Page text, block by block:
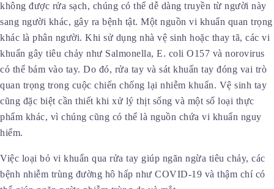
không được rửa sạch, chúng có thể dễ dàng truyền từ người này
sang người khác, gây ra bệnh tật. Một nguồn vi khuẩn quan trọng
khác là phân người. Khi sử dụng nhà vệ sinh hoặc thay tã, các vi
khuẩn gây tiêu chảy như Salmonella, E. coli O157 và norovirus
có thể bám vào tay. Do đó, rửa tay và sát khuẩn tay đóng vai trò
quan trọng trong cuộc chiến chống lại nhiễm khuẩn. Vệ sinh tay
cũng đặc biệt cần thiết khi xử lý thịt sống và một số loại thực
phẩm khác, vì chúng cũng có thể là nguồn chứa vi khuẩn nguy
hiểm.
Việc loại bỏ vi khuẩn qua rửa tay giúp ngăn ngừa tiêu chảy, các
bệnh nhiễm trùng đường hô hấp như COVID-19 và thậm chí có